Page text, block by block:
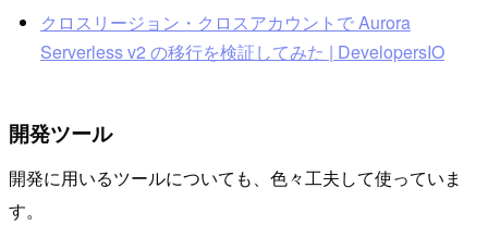
クロスリージョン・クロスアカウントで Aurora
Serverless v2 の移行を検証してみた | DevelopersIO
開発ツール
開発に用いるツールについても、色々工夫して使っていま
す。